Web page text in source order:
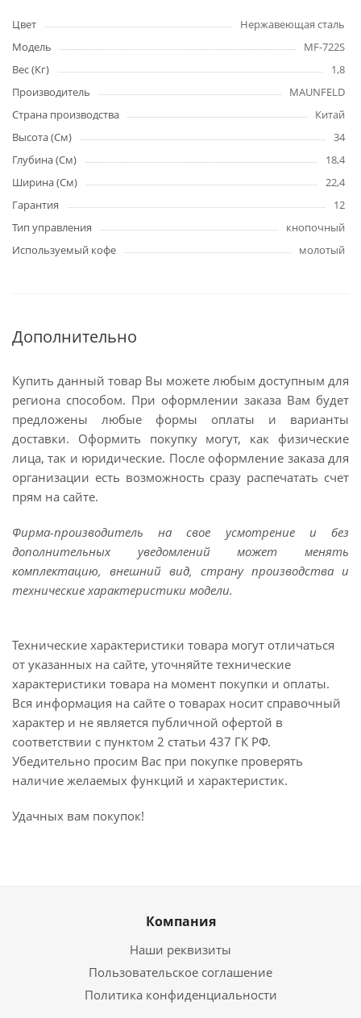
Цвет
Нержавеющая сталь
Модель
MF-722S
Вес (Кг)
1,8
Производитель
MAUNFELD
Страна производства
Китай
Высота (См)
34
Глубина (См)
18,4
Ширина (См)
22,4
Гарантия
12
Тип управления
кнопочный
Используемый кофе
молотый
Дополнительно
Купить данный товар Вы можете любым доступным для
региона способом. При оформлении заказа Вам будет
предложены любые формы оплаты и варианты
доставки. Оформить покупку могут, как физические
лица, так и юридические. После оформление заказа для
организации есть возможность сразу распечатать счет
прям на сайте.
Фирма-производитель на свое усмотрение и без
дополнительных уведомлений может менять
комплектацию, внешний вид, страну производства и
технические характеристики модели.
Технические характеристики товара могут отличаться
от указанных на сайте, уточняйте технические
характеристики товара на момент покупки и оплаты.
Вся информация на сайте о товарах носит справочный
характер и не является публичной офертой в
соответствии с пунктом 2 статьи 437 ГК РФ.
Убедительно просим Вас при покупке проверять
наличие желаемых функций и характеристик.
Удачных вам покупок!
Компания
Наши реквизиты
Пользовательское соглашение
Политика конфиденциальности